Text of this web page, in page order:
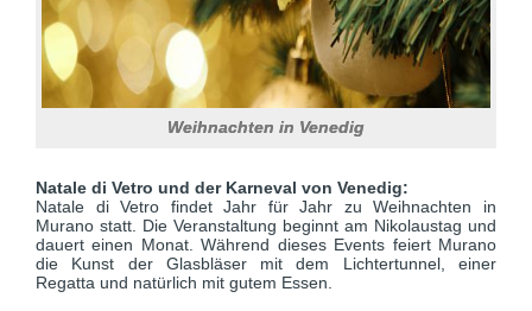
Weihnachten in Venedig
Natale di Vetro und der Karneval von Venedig:
Natale di Vetro findet Jahr für Jahr zu Weihnachten in
Murano statt. Die Veranstaltung beginnt am Nikolaustag und
dauert einen Monat. Während dieses Events feiert Murano
die Kunst der Glasbläser mit dem Lichtertunnel, einer
Regatta und natürlich mit gutem Essen.